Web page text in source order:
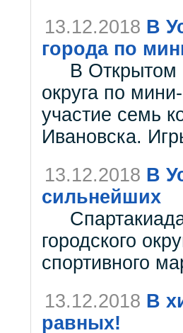
13.12.2018 В
города по
В Открытом
округа по
участие семь
Ивановска.
13.12.2018 В
сильнейших
Спартакиада
городского
спортивного
13.12.2018 В
равных!